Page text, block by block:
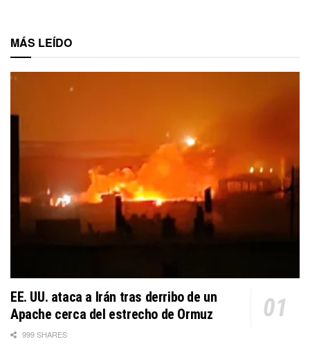
MÁS LEÍDO
EE. UU. ataca a Irán tras derribo de un
Apache cerca del estrecho de Ormuz
999 SHARES